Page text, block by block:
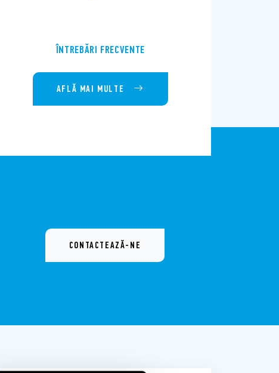
ÎNTREBĂRI FRECVENTE
AFLĂ MAI MULTE
CONTACTEAZĂ-NE